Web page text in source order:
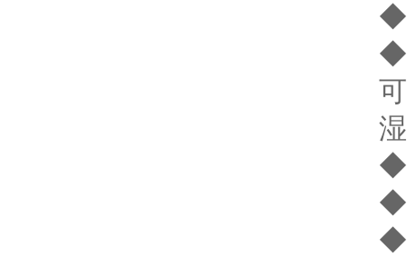
◆ 音
◆ 工
可
湿
◆ 电
◆ 工
◆